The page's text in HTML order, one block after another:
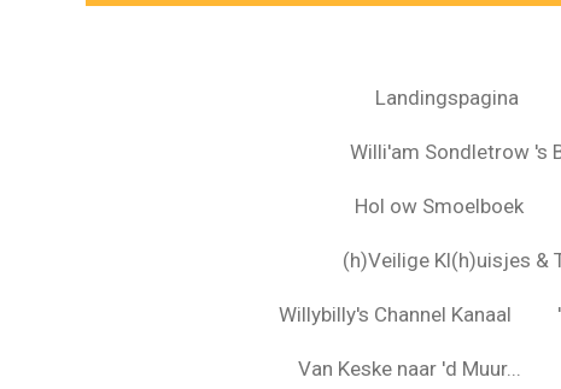
Landingspagina
Willi'am Sondletrow 's
Hol ow Smoelboek
(h)Veilige Kl(h)uisjes &
Willybilly's Channel Kanaal
Van Keske naar 'd Muur...